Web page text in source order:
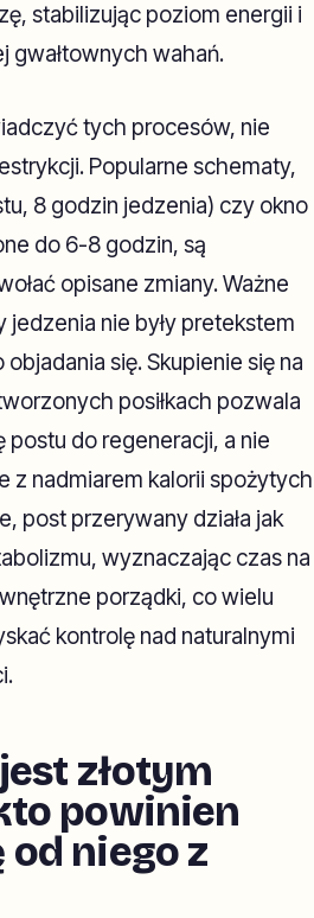
stabilizując poziom energii i
gwałtownych wahań.
tych procesów, nie
Popularne schematy,
8 godzin jedzenia) czy okno
do 6-8 godzin, są
opisane zmiany. Ważne
jedzenia nie były pretekstem
się. Skupienie się na
posiłkach pozwala
postu do regeneracji, a nie
z nadmiarem kalorii spożytych
post przerywany działa jak
wyznaczając czas na
porządki, co wielu
kontrolę nad naturalnymi
złotym
powinien
niego z